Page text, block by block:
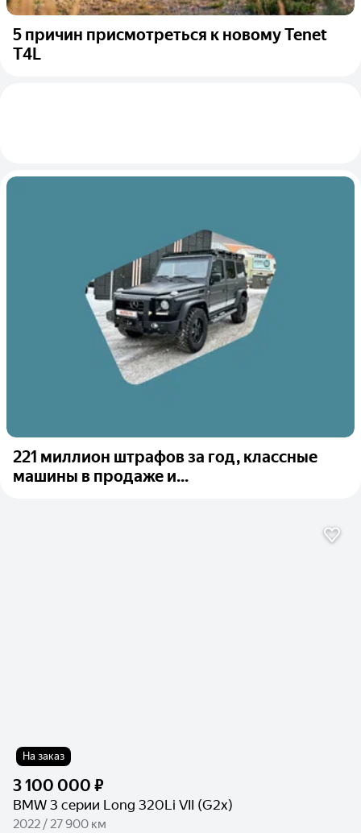
5 причин присмотреться к новому Tenet
T4L
221 миллион штрафов за год, классные
машины в продаже и...
На заказ
3 100 000 ₽
BMW 3 серии Long 320Li VII (G2x)
2022 / 27 900 км